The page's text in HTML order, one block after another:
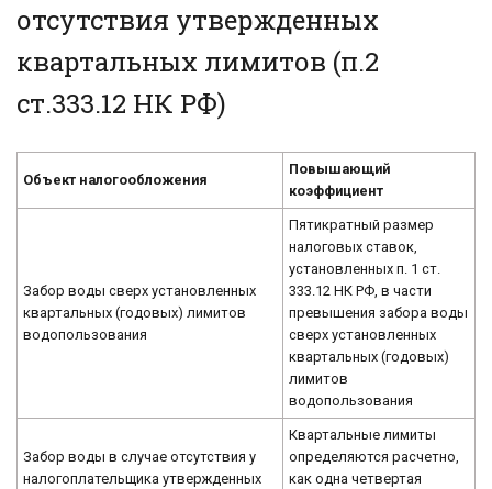
отсутствия утвержденных
квартальных лимитов (п.2
ст.333.12 НК РФ)
Объект налогообложения
Повышающий
коэффициент
Забор воды сверх установленных
квартальных (годовых) лимитов
водопользования
Пятикратный размер
налоговых ставок,
установленных п. 1 ст.
333.12 НК РФ, в части
превышения забора воды
сверх установленных
квартальных (годовых)
лимитов
водопользования
Забор воды в случае отсутствия у
налогоплательщика утвержденных
Квартальные лимиты
определяются расчетно,
как одна четвертая